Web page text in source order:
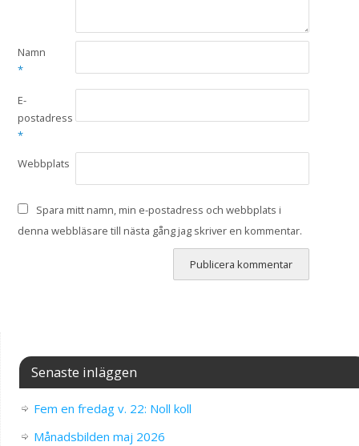
Namn
*
E-
postadress
*
Webbplats
Spara mitt namn, min e-postadress och webbplats i
denna webbläsare till nästa gång jag skriver en kommentar.
Senaste inläggen
Fem en fredag v. 22: Noll koll
Månadsbilden maj 2026